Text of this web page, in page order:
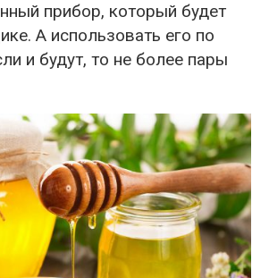
прибор, который будет
А использовать его по
и будут, то не более пары